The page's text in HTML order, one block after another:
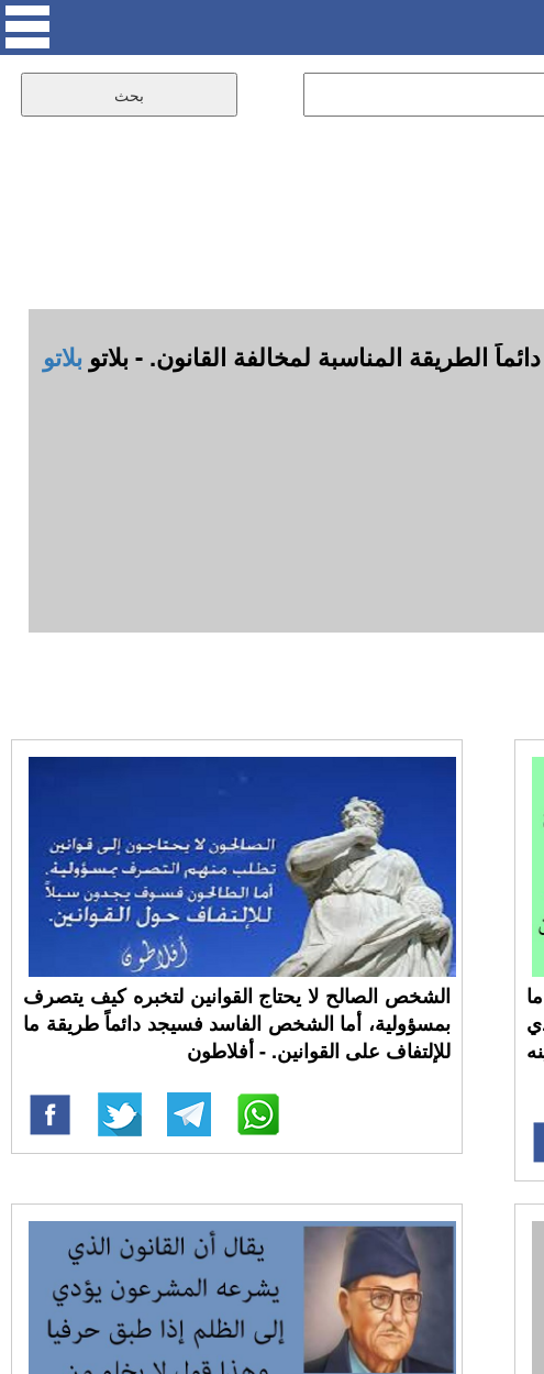
المناسبة لمخالفة القانون. - بلاتو بلاتو
الشخص الصالح لا يحتاج القوانين لتخبره كيف يتصرف
بمسؤولية، أما الشخص الفاسد فسيجد دائماً طريقة ما
للإلتفاف على القوانين. - أفلاطون